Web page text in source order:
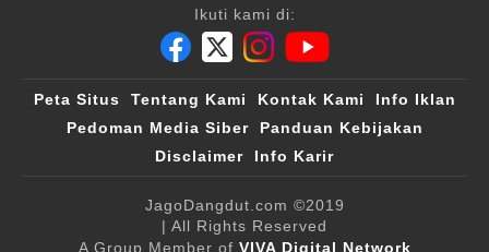
Ikuti kami di:
Peta Situs Tentang Kami Kontak Kami
Info Iklan
Pedoman Media Siber
Panduan Kebijakan
Disclaimer
Info Karir
JagoDangdut.com ©2019
| All Rights Reserved
A Group Member of VIVA Digital Network